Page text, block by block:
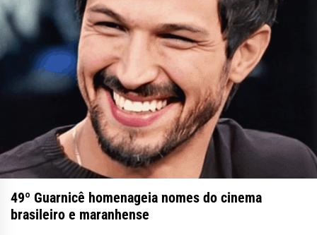
49º Guarnicê homenageia nomes do cinema
brasileiro e maranhense